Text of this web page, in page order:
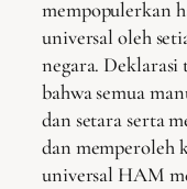
mempopulerkan
universal oleh
negara. Deklarasi
bahwa semua
dan setara serta
dan memperoleh
universal HAM